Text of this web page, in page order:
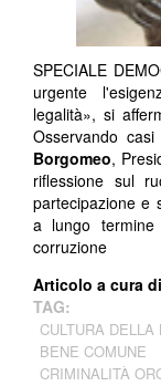
SPECIALE
urgente
legalità», si
Osservando
Borgomeo,
riflessione sul
partecipazione e
a lungo termine
corruzione
Articolo a cura
TAG:
CULTURA DELLA
BENE COMUNE
CRIMINALITÀ